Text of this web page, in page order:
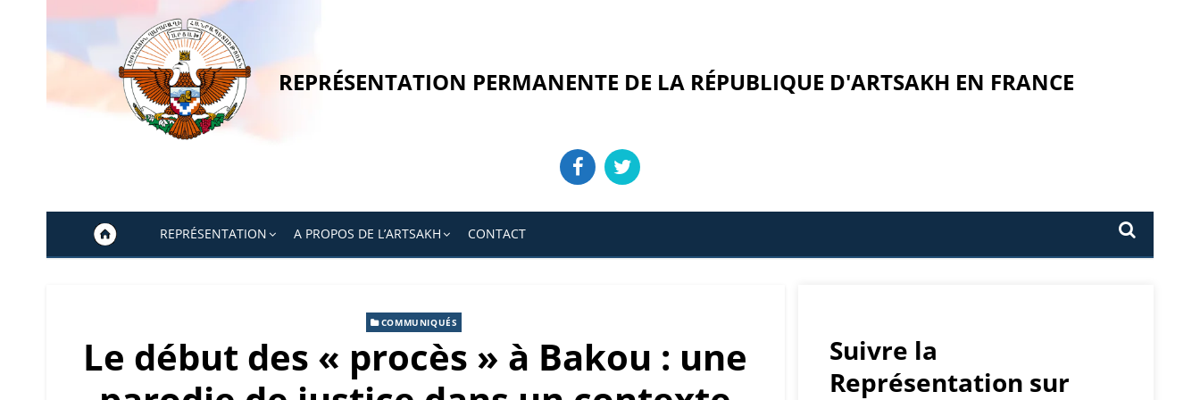
content
REPRÉSENTATION PERMANENTE DE LA RÉPUBLIQUE D'ARTSAKH EN FRANCE
REPRÉSENTATION A PROPOS DE L’ARTSAKH CONTACT
COMMUNIQUÉS
Le début des « procès » à Bakou : une
Suivre la
Représentation sur